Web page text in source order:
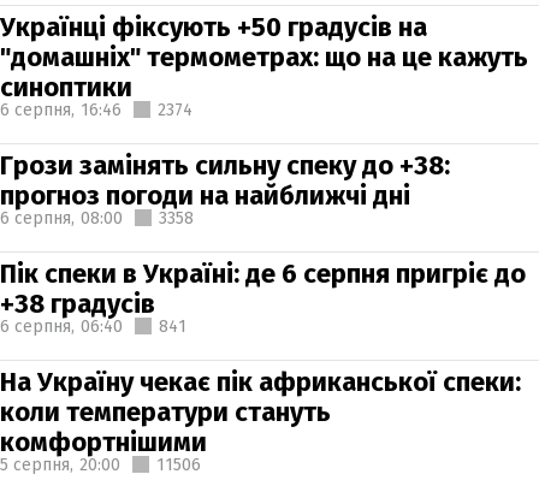
Українці фіксують +50 градусів на
"домашніх" термометрах: що на це кажуть
синоптики
6 серпня, 16:46 2374
Грози замінять сильну спеку до +38:
прогноз погоди на найближчі дні
6 серпня, 08:00 3358
Пік спеки в Україні: де 6 серпня пригріє до
+38 градусів
6 серпня, 06:40 841
На Україну чекає пік африканської спеки:
коли температури стануть
комфортнішими
5 серпня, 20:00 11506